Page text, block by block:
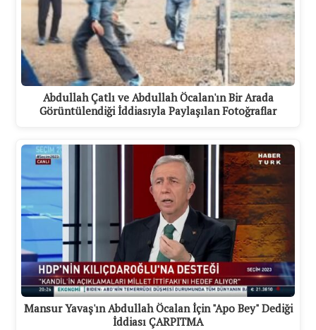
Abdullah Çatlı ve Abdullah Öcalan'ın Bir Arada
Görüntülendiği İddiasıyla Paylaşılan Fotoğraflar
Mansur Yavaş'ın Abdullah Öcalan İçin "Apo Bey" Dediği
İddiası ÇARPITMA